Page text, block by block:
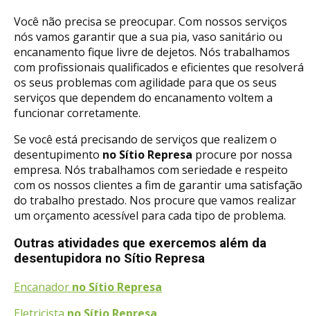
Você não precisa se preocupar. Com nossos serviços
nós vamos garantir que a sua pia, vaso sanitário ou
encanamento fique livre de dejetos. Nós trabalhamos
com profissionais qualificados e eficientes que resolverá
os seus problemas com agilidade para que os seus
serviços que dependem do encanamento voltem a
funcionar corretamente.
Se você está precisando de serviços que realizem o
desentupimento no Sítio Represa procure por nossa
empresa. Nós trabalhamos com seriedade e respeito
com os nossos clientes a fim de garantir uma satisfação
do trabalho prestado. Nos procure que vamos realizar
um orçamento acessível para cada tipo de problema.
Outras atividades que exercemos além da
desentupidora no Sítio Represa
Encanador no Sítio Represa